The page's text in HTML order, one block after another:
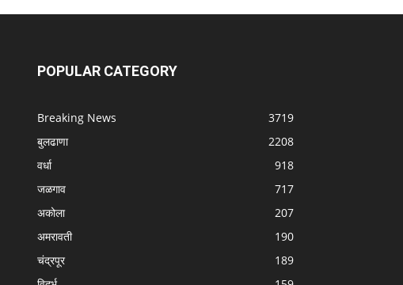
POPULAR CATEGORY
Breaking News
3719
बुलढाणा
2208
वर्धा
918
जळगाव
717
अकोला
207
अमरावती
190
चंद्रपूर
189